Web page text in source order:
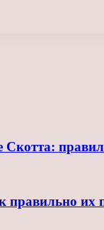
Скотта:
правильно их